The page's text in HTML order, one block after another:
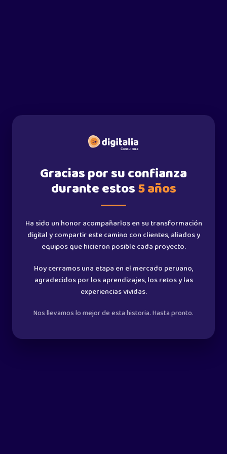
Gracias por su confianza
durante estos5 años
Ha sido un honor acompañarlos en su transformación
digital ycompartir este camino con clientes, aliados y
equipos que hicieron posible cada proyecto.
Hoy cerramos una etapa en el mercado peruano,
agradecidos porlos aprendizajes, los retos y las
experiencias vividas.
Nos llevamos lo mejor de esta historia.Hasta pronto.